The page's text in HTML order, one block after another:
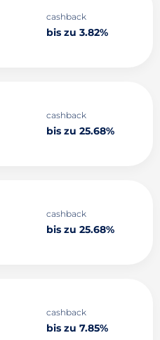
cashback
bis zu 3.82%
cashback
bis zu 25.68%
cashback
bis zu 25.68%
cashback
bis zu 7.85%